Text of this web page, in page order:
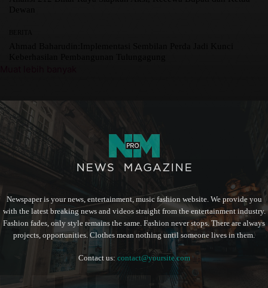
Newspaper is your news, entertainment, music fashion website. We provide you
with the latest breaking news and videos straight from the entertainment industry.
Fashion fades, only style remains the same. Fashion never stops. There are always
projects, opportunities. Clothes mean nothing until someone lives in them.
Contact us: contact@yoursite.com